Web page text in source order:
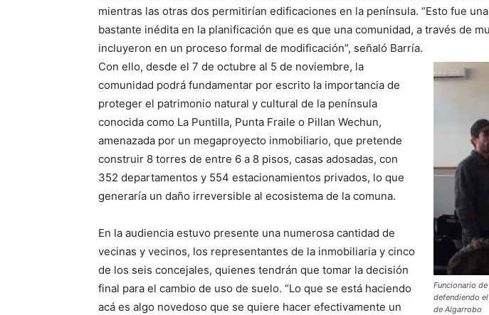
mientras las otras dos permitirían edificaciones en la península. “Esto fue
bastante inédita en la planificación que es que una comunidad, a través de
incluyeron en un proceso formal de modificación”, señaló Barría.
Funcionario
defendiendo
de Algarrobo
Con ello, desde el 7 de octubre al 5 de noviembre, la
comunidad podrá fundamentar por escrito la importancia de
proteger el patrimonio natural y cultural de la península
conocida como La Puntilla, Punta Fraile o Pillan Wechun,
amenazada por un megaproyecto inmobiliario, que pretende
construir 8 torres de entre 6 a 8 pisos, casas adosadas, con
352 departamentos y 554 estacionamientos privados, lo que
generaría un daño irreversible al ecosistema de la comuna.
En la audiencia estuvo presente una numerosa cantidad de
vecinas y vecinos, los representantes de la inmobiliaria y cinco
de los seis concejales, quienes tendrán que tomar la decisión
final para el cambio de uso de suelo. “Lo que se está haciendo
acá es algo novedoso que se quiere hacer efectivamente un